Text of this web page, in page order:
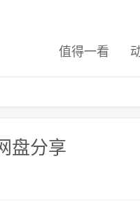
值得一看
盘分享